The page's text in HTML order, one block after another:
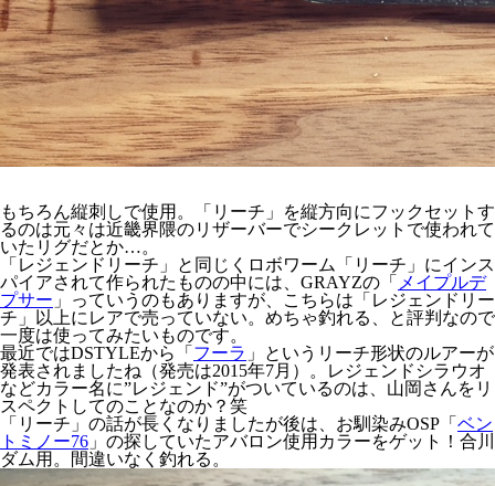
もちろん縦刺しで使用。「リーチ」を縦方向にフックセットす
るのは元々は近畿界隈のリザーバーでシークレットで使われて
いたリグだとか…。
「レジェンドリーチ」と同じくロボワーム「リーチ」にインス
パイアされて作られたものの中には、GRAYZの「 メイプルデ
プサー 」っていうのもありますが、こちらは「レジェンドリー
チ」以上にレアで売っていない。めちゃ釣れる、と評判なので
一度は使ってみたいものです。
最近ではDSTYLEから「 フーラ 」というリーチ形状のルアーが
発表されましたね（発売は2015年7月）。レジェンドシラウオ
などカラー名に”レジェンド”がついているのは、山岡さんをリ
スペクトしてのことなのか？笑
「リーチ」の話が長くなりましたが後は、お馴染みOSP「 ベン
トミノー76 」の探していたアバロン使用カラーをゲット！合川
ダム用。間違いなく釣れる。